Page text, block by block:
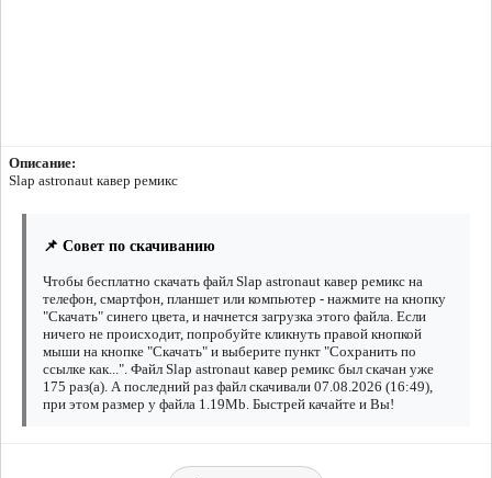
Описание:
Slap astronaut кавер ремикс
📌 Совет по скачиванию
Чтобы бесплатно скачать файл Slap astronaut кавер ремикс на
телефон, смартфон, планшет или компьютер - нажмите на кнопку
"Скачать" синего цвета, и начнется загрузка этого файла. Если
ничего не происходит, попробуйте кликнуть правой кнопкой
мыши на кнопке "Скачать" и выберите пункт "Сохранить по
ссылке как...". Файл Slap astronaut кавер ремикс был скачан уже
175 раз(а). А последний раз файл скачивали 07.08.2026 (16:49),
при этом размер у файла 1.19Mb. Быстрей качайте и Вы!